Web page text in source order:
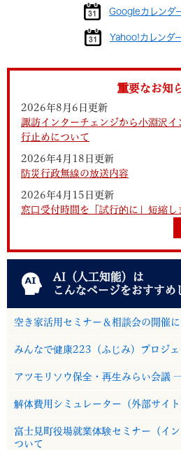
Googleカレンダ
Yahoo!カレンダ
重要なお知
2026年8月6日更新
諏訪インターチェンジから小淵沢イ
行止めについて
2026年4月18日更新
防災行政無線の放送内容
2026年4月15日更新
窓口受付時間を「試行的に」短縮し
AI（人工知能）は
こんなページをおすすめ
空き家活用セミナー＆相談会の開催
みんなで健康223（ふじみ）プロジ
アツモリソウ保全・再生みらい会議
解体費用シミュレーター（外部サイ
富士見町役場就業体験セミナー（イ
ついて